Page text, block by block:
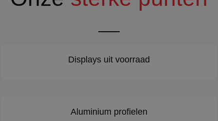
Displays uit voorraad
Aluminium profielen